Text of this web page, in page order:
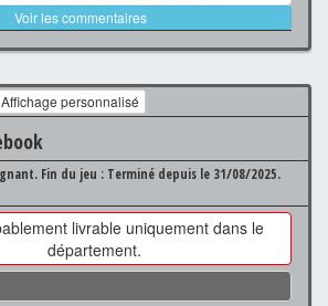
Voir les commentaires
Affichage personnalisé
Fin du jeu : Terminé depuis le 31/08/2025.
livrable uniquement dans le
département.